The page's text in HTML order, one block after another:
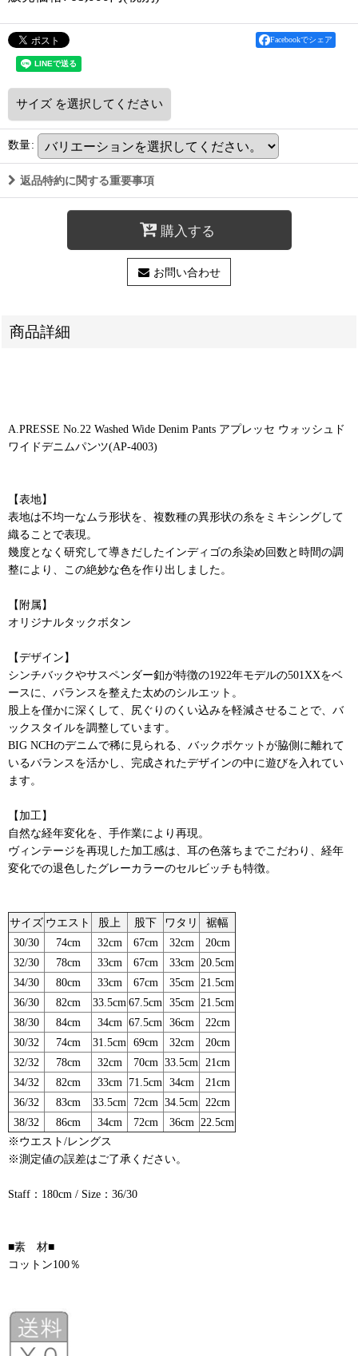
Facebookでシェア
サイズ を選択してください
数量:
返品特約に関する重要事項
購入する
お問い合わせ
商品詳細
A.PRESSE No.22 Washed Wide Denim Pants アプレッセ ウォッシュド
ワイドデニムパンツ(AP-4003)
【表地】
表地は不均一なムラ形状を、複数種の異形状の糸をミキシングして
織ることで表現。
幾度となく研究して導きだしたインディゴの糸染め回数と時間の調
整により、この絶妙な色を作り出しました。
【附属】
オリジナルタックボタン
【デザイン】
シンチバックやサスペンダー釦が特徴の1922年モデルの501XXをベ
ースに、バランスを整えた太めのシルエット。
股上を僅かに深くして、尻ぐりのくい込みを軽減させることで、バ
ックスタイルを調整しています。
BIG NCHのデニムで稀に見られる、バックポケットが脇側に離れて
いるバランスを活かし、完成されたデザインの中に遊びを入れてい
ます。
【加工】
自然な経年変化を、手作業により再現。
ヴィンテージを再現した加工感は、耳の色落ちまでこだわり、経年
変化での退色したグレーカラーのセルビッチも特徴。
サイズ ウエスト 股上 股下 ワタリ
裾幅
30/30
74cm 32cm 67cm 32cm
20cm
32/30
78cm 33cm 67cm 33cm 20.5cm
34/30
80cm 33cm 67cm 35cm 21.5cm
36/30
82cm 33.5cm67.5cm 35cm 21.5cm
38/30
84cm 34cm 67.5cm 36cm
22cm
30/32
74cm 31.5cm 69cm 32cm
20cm
32/32
78cm 32cm 70cm 33.5cm 21cm
34/32
82cm 33cm 71.5cm 34cm
21cm
36/32
83cm 33.5cm 72cm 34.5cm 22cm
38/32
86cm 34cm 72cm 36cm 22.5cm
※ウエスト/レングス
※測定値の誤差はご了承ください。
Staff：180cm / Size：36/30
■素 材■
コットン100％